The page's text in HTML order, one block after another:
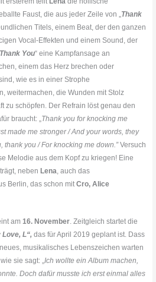
Faust, die aus jeder Zeile von „Thank
Titels, einem Beat, der den ganzen
Vocal-Effekten und einem Sound, der
Thank You“ eine Kampfansage an
einem das Herz brechen oder
wie es in einer Strophe
weitermachen, die Wunden mit Stolz
zu schöpfen. Der Refrain löst genau den
braucht: „Thank you for knocking me
made me stronger / And your words, they
thank you / For knocking me down.”Versuch
Melodie aus dem Kopf zu kriegen! Eine
neben Lena, auch das
Berlin, das schon mitCro, Alice
am16. November. Zeitgleich startet die
Love, L“,das für April 2019 geplant ist. Dass
musikalisches Lebenszeichen warten
sie sagt: „Ich wollte ein Album machen,
Doch dafür musste ich erst einmal alles